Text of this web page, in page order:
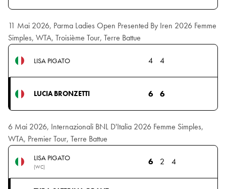
11 Mai 2026, Parma Ladies Open Presented By Iren 2026 Femme
Simples, WTA, Troisième Tour, Terre Battue
LISA PIGATO 4 4
LUCIA BRONZETTI 6 6
6 Mai 2026, Internazionali BNL D'Italia 2026 Femme Simples,
WTA, Premier Tour, Terre Battue
LISA PIGATO
(WC)
6 2 4